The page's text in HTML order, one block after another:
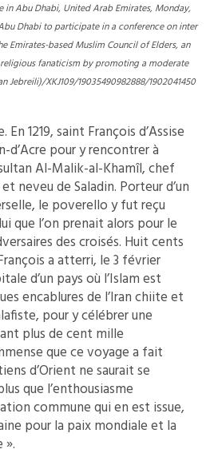
in Abu Dhabi, United Arab Emirates, Monday,
Dhabi to participate in a conference on inter
Emirates-based Muslim Council of Elders, an
fanaticism by promoting a moderate
Jebreili)/XKJ109/19035490982888/1902041450
1219, saint François d’Assise
d’Acre pour y rencontrer à
Al-Malik-al-Khamîl, chef
neveu de Saladin. Porteur d’un
le poverello y fut reçu
que l’on prenait alors pour le
des croisés. Huit cents
a atterri, le 3 février
d’un pays où l’Islam est
encablures de l’Iran chiite et
pour y célébrer une
plus de cent mille
que ce voyage a fait
d’Orient ne saurait se
que l’enthousiasme
commune qui en est issue,
pour la paix mondiale et la